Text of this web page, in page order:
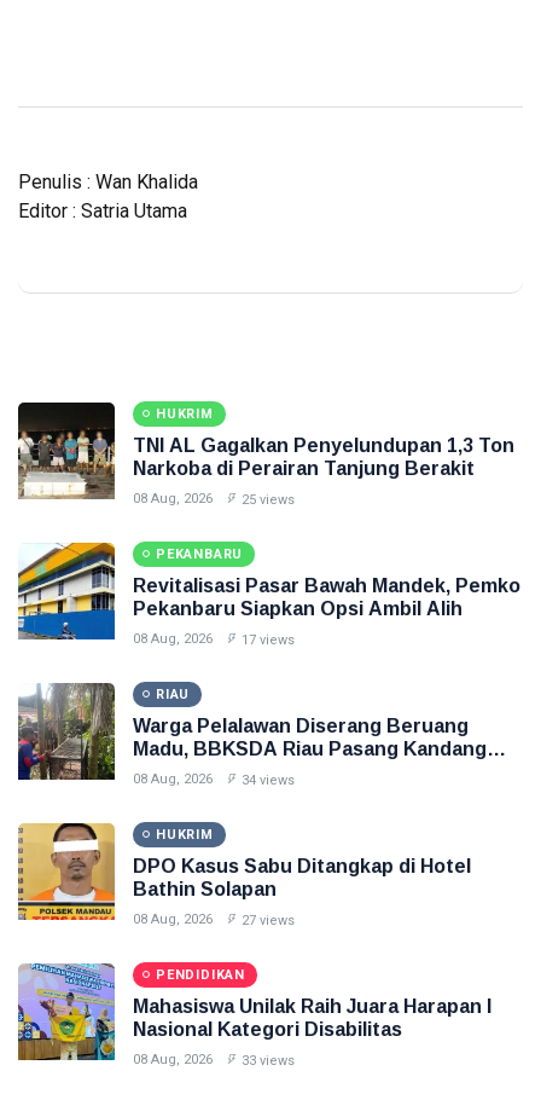
Penulis : Wan Khalida
Editor : Satria Utama
HUKRIM
TNI AL Gagalkan Penyelundupan 1,3 Ton
Narkoba di Perairan Tanjung Berakit
08 Aug, 2026 25 views
PEKANBARU
Revitalisasi Pasar Bawah Mandek, Pemko
Pekanbaru Siapkan Opsi Ambil Alih
08 Aug, 2026 17 views
RIAU
Warga Pelalawan Diserang Beruang
Madu, BBKSDA Riau Pasang Kandang
Jebak
08 Aug, 2026 34 views
HUKRIM
DPO Kasus Sabu Ditangkap di Hotel
Bathin Solapan
08 Aug, 2026 27 views
PENDIDIKAN
Mahasiswa Unilak Raih Juara Harapan I
Nasional Kategori Disabilitas
08 Aug, 2026 33 views